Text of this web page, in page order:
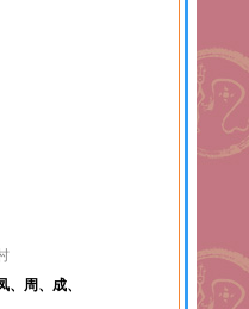
、周、成、